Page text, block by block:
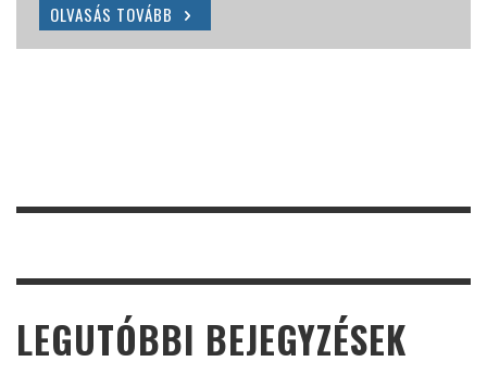
OLVASÁS TOVÁBB
OLVASÁS TOVÁBB
LEGUTÓBBI BEJEGYZÉSEK